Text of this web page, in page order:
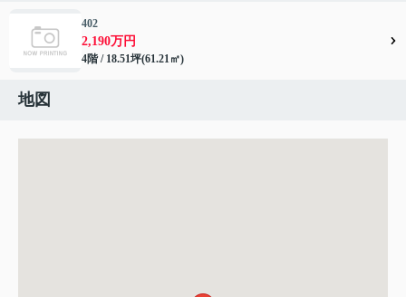
402
2,190万円
4階 / 18.51坪(61.21㎡)
地図